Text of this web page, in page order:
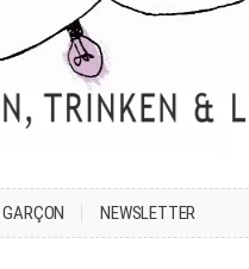
GARÇON NEWSLETTER